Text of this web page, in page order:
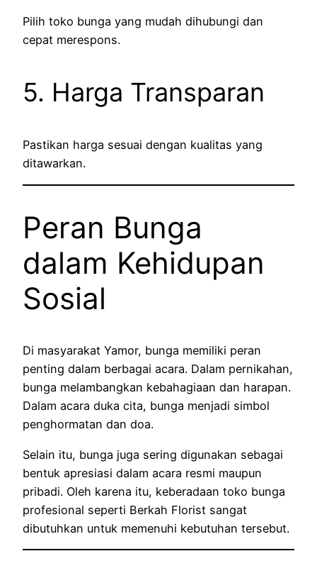
Pilih toko bunga yang mudah dihubungi dan
cepat merespons.
5. Harga Transparan
Pastikan harga sesuai dengan kualitas yang
ditawarkan.
Peran Bunga
dalam Kehidupan
Sosial
Di masyarakat Yamor, bunga memiliki peran
penting dalam berbagai acara. Dalam pernikahan,
bunga melambangkan kebahagiaan dan harapan.
Dalam acara duka cita, bunga menjadi simbol
penghormatan dan doa.
Selain itu, bunga juga sering digunakan sebagai
bentuk apresiasi dalam acara resmi maupun
pribadi. Oleh karena itu, keberadaan toko bunga
profesional seperti Berkah Florist sangat
dibutuhkan untuk memenuhi kebutuhan tersebut.